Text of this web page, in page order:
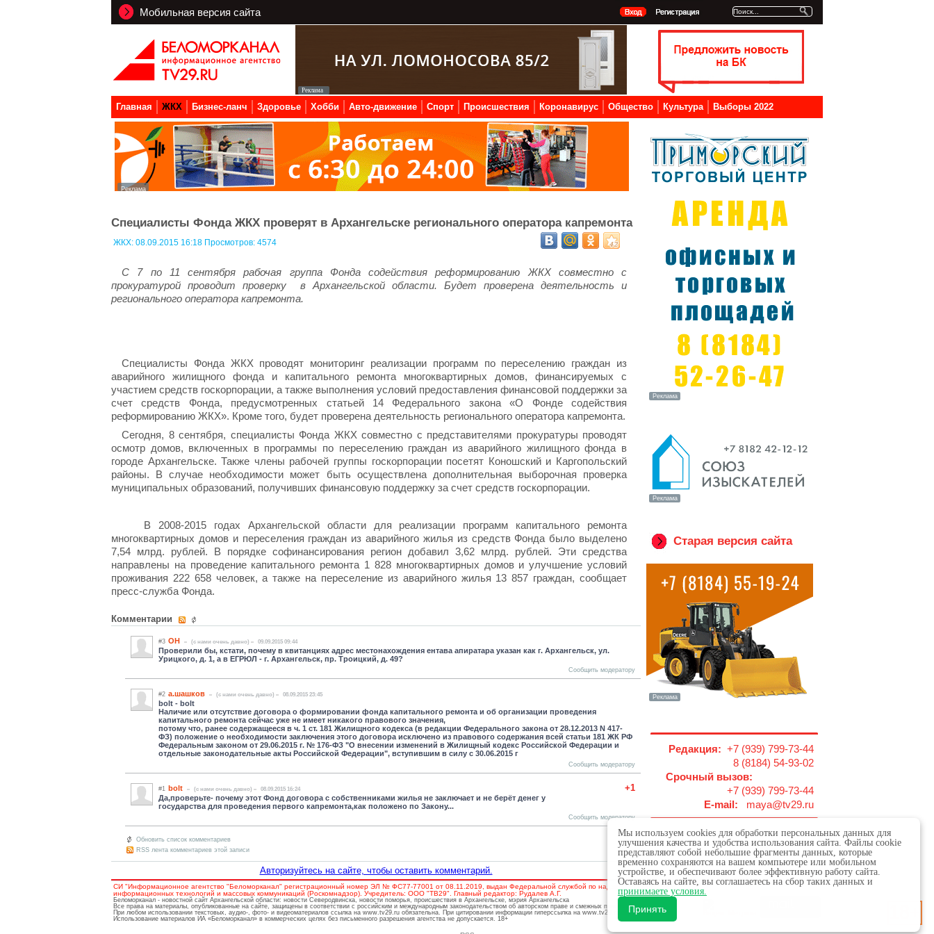
Мобильная версия сайта
Главная ЖКХ Бизнес-ланч Здоровье Хобби Авто-движение Спорт Происшествия Коронавирус Общество Культура Выборы 2022
Специалисты Фонда ЖКХ проверят в Архангельске регионального оператора капремонта
ЖКХ: 08.09.2015 16:18 Просмотров: 4574
С 7 по 11 сентября рабочая группа Фонда содействия реформированию ЖКХ совместно с
прокуратурой проводит проверку в Архангельской области. Будет проверена деятельность и
регионального оператора капремонта.
Специалисты Фонда ЖКХ проводят мониторинг реализации программ по переселению граждан из
аварийного жилищного фонда и капитального ремонта многоквартирных домов, финансируемых с
участием средств госкорпорации, а также выполнения условий предоставления финансовой поддержки за
счет средств Фонда, предусмотренных статьей 14 Федерального закона «О Фонде содействия
реформированию ЖКХ». Кроме того, будет проверена деятельность регионального оператора капремонта.
Сегодня, 8 сентября, специалисты Фонда ЖКХ совместно с представителями прокуратуры проводят
осмотр домов, включенных в программы по переселению граждан из аварийного жилищного фонда в
городе Архангельске. Также члены рабочей группы госкорпорации посетят Коношский и Каргопольский
районы. В случае необходимости может быть осуществлена дополнительная выборочная проверка
муниципальных образований, получивших финансовую поддержку за счет средств госкорпорации.
В 2008-2015 годах Архангельской области для реализации программ капитального ремонта
многоквартирных домов и переселения граждан из аварийного жилья из средств Фонда было выделено
7,54 млрд. рублей. В порядке софинансирования регион добавил 3,62 млрд. рублей. Эти средства
направлены на проведение капитального ремонта 1 828 многоквартирных домов и улучшение условий
проживания 222 658 человек, а также на переселение из аварийного жилья 13 857 граждан, сообщает
пресс-служба Фонда.
Комментарии
#3 ОН (c нами очень давно) 09.09.2015 09:44
Проверили бы, кстати, почему в квитанциях адрес местонахождения ентава апиратара указан как г. Архангельск, ул.
Урицкого, д. 1, а в ЕГРЮЛ - г. Архангельск, пр. Троицкий, д. 49?
Сообщить модератору
#2 а.шашков (c нами очень давно) 08.09.2015 23:45
bolt - bolt
Наличие или отсутствие договора о формировании фонда капитального ремонта и об организации проведения
капитального ремонта сейчас уже не имеет никакого правового значения,
потому что, ранее содержащееся в ч. 1 ст. 181 Жилищного кодекса (в редакции Федерального закона от 28.12.2013 N 417-
ФЗ) положение о необходимости заключения этого договора исключено из правового содержания всей статьи 181 ЖК РФ
Федеральным законом от 29.06.2015 г. № 176-ФЗ "О внесении изменений в Жилищный кодекс Российской Федерации и
отдельные законодательные акты Российской Федерации", вступившим в силу с 30.06.2015 г
Сообщить модератору
+1
#1 bolt (c нами очень давно) 08.09.2015 16:24
Да,проверьте- почему этот Фонд договора с собственниками жилья не заключает и не берёт денег у
государства для проведения первого капремонта,как положено по Закону...
Сообщить модератору
Обновить список комментариев
RSS лента комментариев этой записи
Авторизуйтесь на сайте, чтобы оставить комментарий.
Старая версия сайта
Редакция: +7 (939) 799-73-44
8 (8184) 54-93-02
Срочный вызов:
+7 (939) 799-73-44
E-mail: maya@tv29.ru
СИ "Информационное агентство "Беломорканал" регистрационный номер ЭЛ № ФС77-77001 от 08.11.2019, выдан Федеральной службой по надзору в сфере связи,
информационных технологий и массовых коммуникаций (Роскомнадзор). Учредитель: ООО "ТВ29". Главный редактор: Рудалев А.Г.
Беломорканал - новостной сайт Архангельской области: новости Северодвинска, новости поморья, происшествия в Архангельске, мэрия Архангельска
Все права на материалы, опубликованные на сайте, защищены в соответствии с российским и международным законодательством об авторском праве и смежных правах.
При любом использовании текстовых, аудио-, фото- и видеоматериалов ссылка на www.tv29.ru обязательна. При цитировании информации гиперссылка на www.tv29.ru обязательна.
Использование материалов ИА «Беломорканал» в коммерческих целях без письменного разрешения агентства не допускается. 18+
Мы используем cookies для обработки персональных данных для
улучшения качества и удобства использования сайта. Файлы cookie
представляют собой небольшие фрагменты данных, которые
временно сохраняются на вашем компьютере или мобильном
устройстве, и обеспечивают более эффективную работу сайта.
Оставаясь на сайте, вы соглашаетесь на сбор таких данных и
принимаете условия.
Принять